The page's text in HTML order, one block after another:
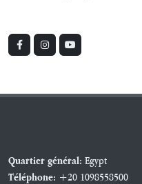
Quartier général: Egypt
Téléphone: +20 1098558500